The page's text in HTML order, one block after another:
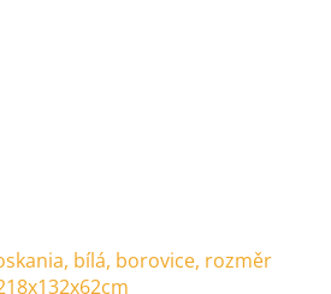
bílá, borovice, rozměr